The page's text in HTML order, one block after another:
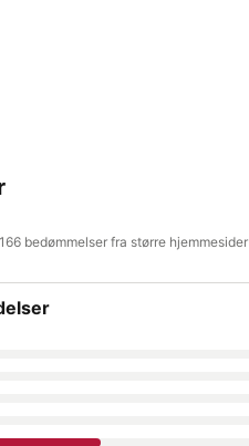
bedømmelser fra større hjemmesider